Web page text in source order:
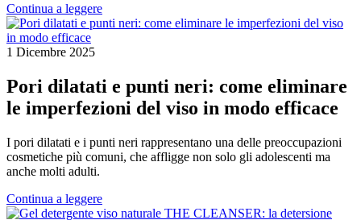
Continua a leggere
1 Dicembre 2025
Pori dilatati e punti neri: come eliminare
le imperfezioni del viso in modo efficace
I pori dilatati e i punti neri rappresentano una delle preoccupazioni
cosmetiche più comuni, che affligge non solo gli adolescenti ma
anche molti adulti.
Continua a leggere